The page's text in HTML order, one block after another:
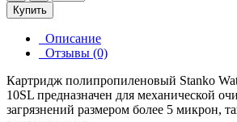
Купить
Описание
Отзывы (0)
Картридж полипропиленовый Stanko
10SL предназначен для механической
загрязнений размером более 5 микрон,